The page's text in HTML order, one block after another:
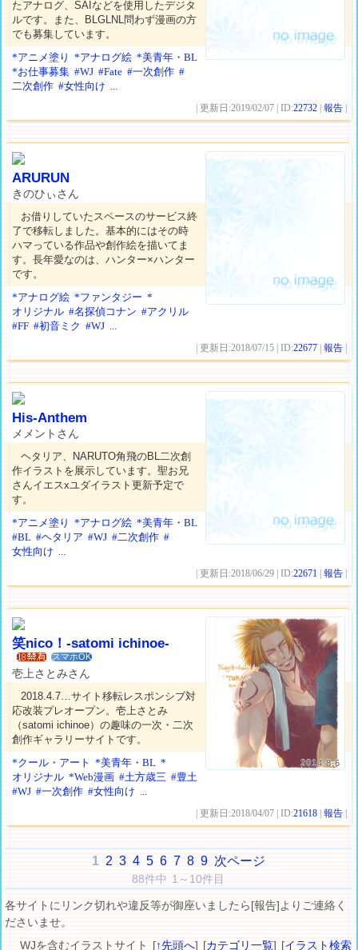
たアナログ、SAIなどを使用したデジタ
ルです。また、BLGLNL問わず漫画の方
でも募集しています。
*アニメ塗り
*アナログ絵 *美青年・BL
*お仕事募集 #WJ #Fate #一次創作 #
二次創作 #女性向け ...
| 更新日:2019/02/07 | ID:22732 |報告
ARURUN
きのひぃさん
お借りしていたスペースのサービス終
了で移転しました。基本的にはその時
ハマっている作品や創作絵を描いてま
す。長年愛なのは、ハンター×ハンター
です。
*アナログ絵 *ファンタジー *
オリジナル #名探偵コナン #アクリル
#FF #初音ミク #WJ ...
| 更新日:2018/07/15 | ID:22677 |報告
His-Anthem
メメントさん
ヘタリア、NARUTO角飛のBL二次創
作イラストを展示しています。聖お兄
さんイエスxユダイラスト更新予定で
す。
*アニメ塗り
*アナログ絵 *美青年・BL
#BL #ヘタリア #WJ #二次創作 #
女性向け ...
| 更新日:2018/06/29 | ID:22671 |報告
2014.8.6
笑nico！-satomi ichinoe-
スマホOK
壱上さとみさん
2018.4.7…サイト移転レスポンシブ対
応改装プレオープン。壱上さとみ
（satomi ichinoe）の趣味の一次・二次
創作ギャラリーサイトです。
*クール・アート
*美青年・BL *
オリジナル *Web漫画 #土方歳三 #豊土
#WJ #一次創作 #女性向け ...
| 更新日:2018/04/07 | ID:21618 |報告
1 2 3 4 5 6 7 8 9 次ページ
88件中 1～10件目
各サイトにリンク切れや違反等が御座いましたら[報告]よりご連絡く
ださいませ。
WJを含むイラストサイト [↑先頭へ] [カテゴリ一覧] [イラスト検索